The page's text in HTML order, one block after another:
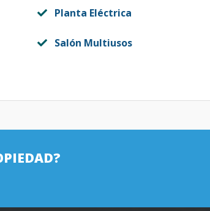
Planta Eléctrica
Salón Multiusos